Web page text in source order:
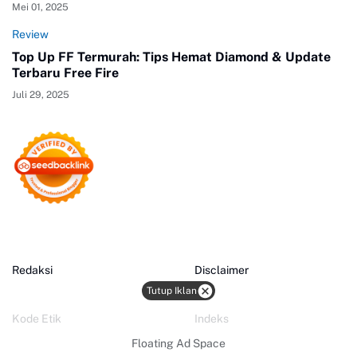
Tutup Iklan
Floating Ad Space
Mei 01, 2025
Review
Top Up FF Termurah: Tips Hemat Diamond & Update
Terbaru Free Fire
Juli 29, 2025
Redaksi Disclaimer
Kode Etik Indeks